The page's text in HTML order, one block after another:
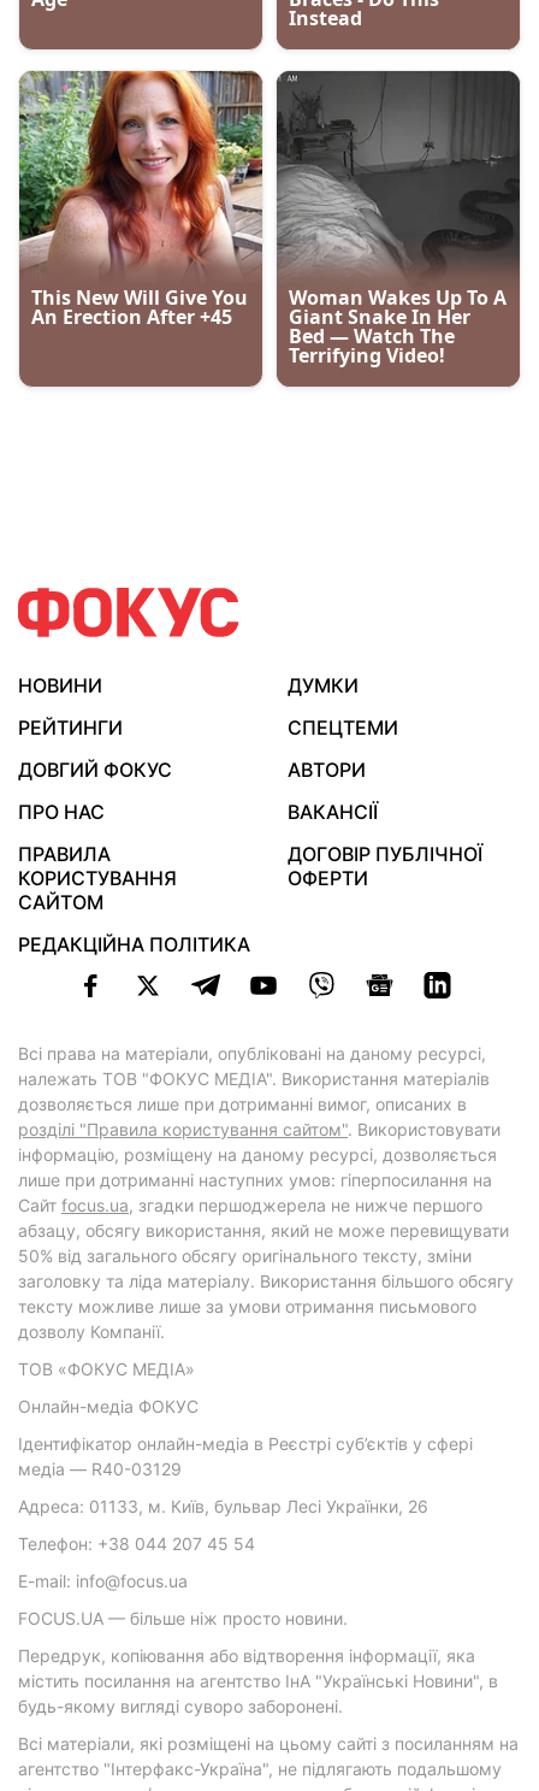
НОВИНИ
ДУМКИ
РЕЙТИНГИ
СПЕЦТЕМИ
ДОВГИЙ ФОКУС
АВТОРИ
ПРО НАС
ВАКАНСІЇ
ПРАВИЛА
КОРИСТУВАННЯ
САЙТОМ
ДОГОВІР ПУБЛІЧНОЇ
ОФЕРТИ
РЕДАКЦІЙНА ПОЛІТИКА
Всі права на матеріали, опубліковані на даному ресурсі,
належать ТОВ "ФОКУС МЕДІА". Використання матеріалів
дозволяється лише при дотриманні вимог, описаних в
розділі "Правила користування сайтом". Використовувати
інформацію, розміщену на даному ресурсі, дозволяється
лише при дотриманні наступних умов: гіперпосилання на
Cайт focus.ua, згадки першоджерела не нижче першого
абзацу, обсягу використання, який не може перевищувати
50% від загального обсягу оригінального тексту, зміни
заголовку та ліда матеріалу. Використання більшого обсягу
тексту можливе лише за умови отримання письмового
дозволу Компанії.
ТОВ «ФОКУС МЕДІА»
Онлайн-медіа ФОКУС
Ідентифікатор онлайн-медіа в Реєстрі суб’єктів у сфері
медіа — R40-03129
Адреса: 01133, м. Київ, бульвар Лесі Українки, 26
Телефон: +38 044 207 45 54
E-mail: info@focus.ua
FOCUS.UA — більше ніж просто новини.
Передрук, копіювання або відтворення інформації, яка
містить посилання на агентство ІнА "Українські Новини", в
будь-якому вигляді суворо заборонені.
Всі матеріали, які розміщені на цьому сайті з посиланням на
агентство "Інтерфакс-Україна", не підлягають подальшому